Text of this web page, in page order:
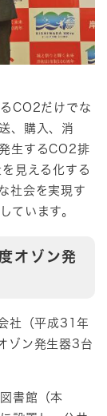
CO2だけでな
、購入、消
生するCO2排
見える化する
社会を実現す
ています。
オゾン発
社（平成31年
ゾン発生器3台
書館（本